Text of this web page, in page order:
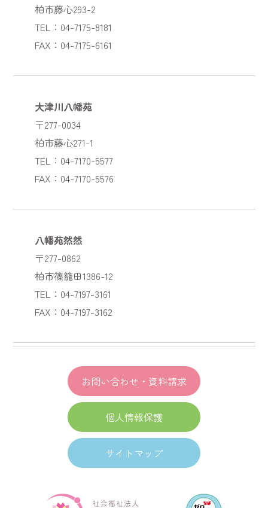
柏市藤心293-2
TEL：04-7175-8181
FAX：04-7175-6161
大津川八幡苑
〒277-0034
柏市藤心271-1
TEL：04-7170-5577
FAX：04-7170-5576
八幡苑然然
〒277-0862
柏市篠籠田1386-12
TEL：04-7197-3161
FAX：04-7197-3162
お問い合わせ・資料請求
個人情報保護
サイトマップ